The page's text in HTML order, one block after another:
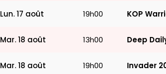
Lun. 17 août 19h00 KOP
Mar. 18 août 13h00 Deep
Mar. 18 août 19h00 Invader